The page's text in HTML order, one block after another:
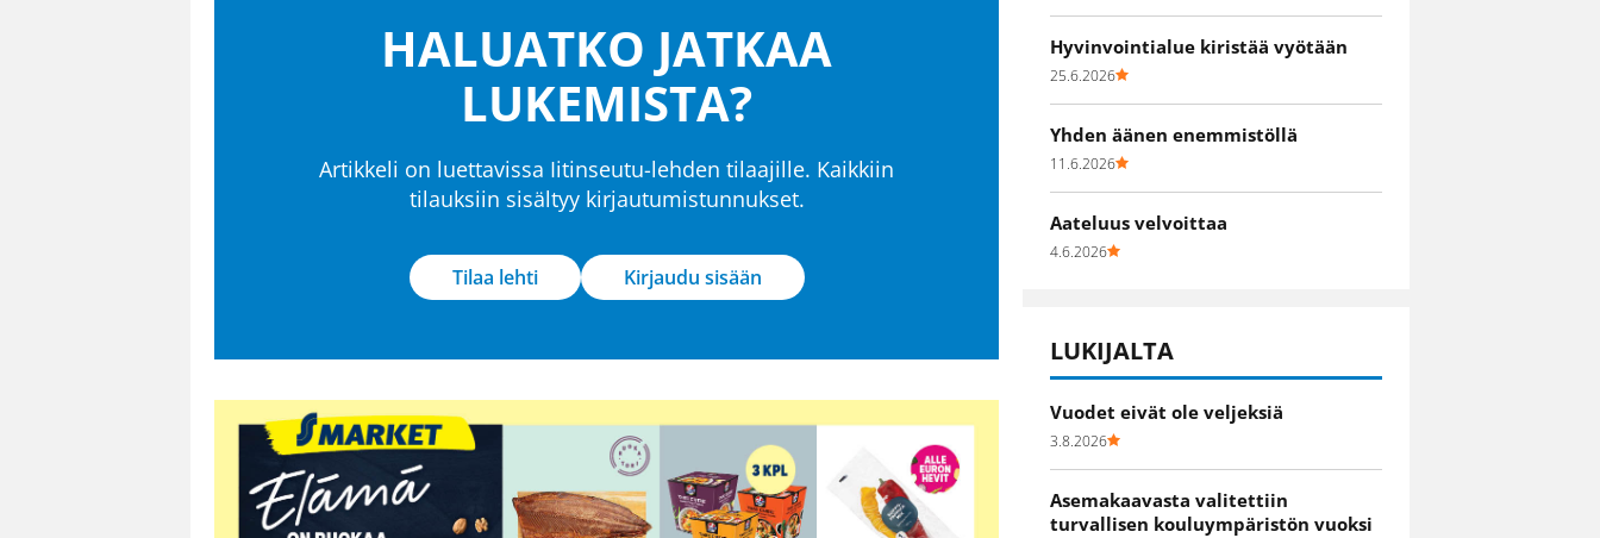
HALUATKO JATKAA
LUKEMISTA?
Artikkeli on luettavissa Iitinseutu-lehden tilaajille. Kaikkiin
tilauksiin sisältyy kirjautumistunnukset.
Tilaa lehti Kirjaudu sisään
Hyvinvointialue kiristää vyötään
25.6.2026
Yhden äänen enemmistöllä
11.6.2026
Aateluus velvoittaa
4.6.2026
LUKIJALTA
Vuodet eivät ole veljeksiä
3.8.2026
Asemakaavasta valitettiin
turvallisen kouluympäristön vuoksi